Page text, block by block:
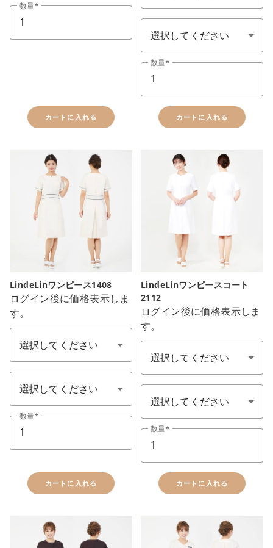
数量
カートに入れる
サイズ SS-7L
数量
カートに入れる
LindeLinワンピース1408
ログイン後に価格表示しま
す。
色：1カラー
サイズ S-LL
数量
カートに入れる
LindeLinワンピースコート
2112
ログイン後に価格表示しま
す。
色
ワンピースコート
数量
カートに入れる